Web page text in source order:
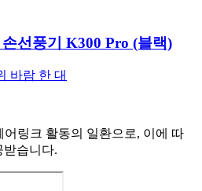
선풍기 K300 Pro (블랙)
바람 한 대
링크 활동의 일환으로, 이에 따
받습니다.